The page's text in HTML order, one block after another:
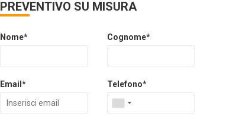
PREVENTIVO SU MISURA
Nome* Cognome*
Email* Telefono*